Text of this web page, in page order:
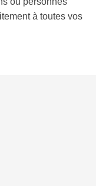
à toutes vos